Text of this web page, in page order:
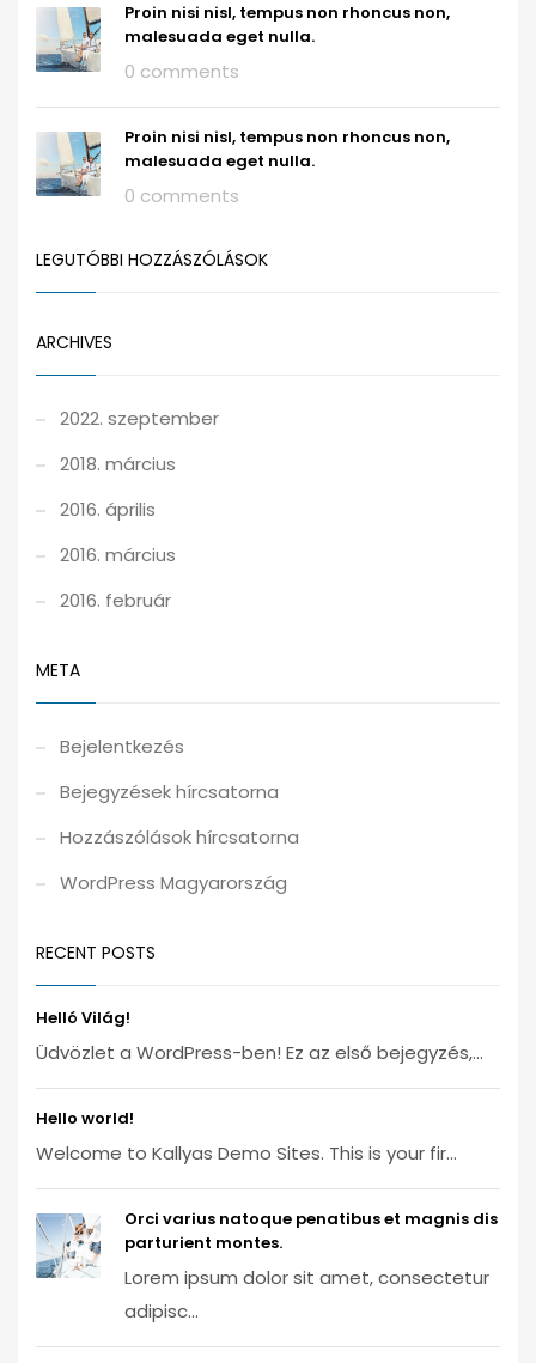
Proin nisi nisl, tempus non rhoncus non,
malesuada eget nulla.
0 comments
Proin nisi nisl, tempus non rhoncus non,
malesuada eget nulla.
0 comments
LEGUTÓBBI HOZZÁSZÓLÁSOK
ARCHIVES
2022. szeptember
2018. március
2016. április
2016. március
2016. február
META
Bejelentkezés
Bejegyzések hírcsatorna
Hozzászólások hírcsatorna
WordPress Magyarország
RECENT POSTS
Helló Világ!
Üdvözlet a WordPress-ben! Ez az első bejegyzés,...
Hello world!
Welcome to Kallyas Demo Sites. This is your fir...
Orci varius natoque penatibus et magnis dis
parturient montes.
Lorem ipsum dolor sit amet, consectetur
adipisc...